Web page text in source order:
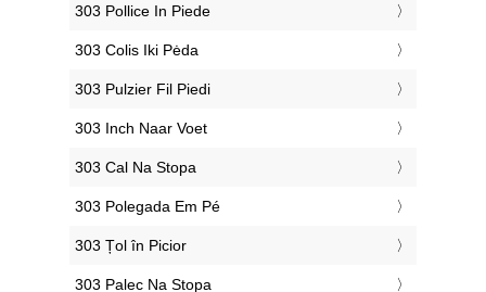
‎303 Pollice In Piede
‎303 Colis Iki Pėda
‎303 Pulzier Fil Piedi
‎303 Inch Naar Voet
‎303 Cal Na Stopa
‎303 Polegada Em Pé
‎303 Țol în Picior
‎303 Palec Na Stopa